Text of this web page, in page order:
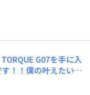
G07を手に入
！！僕の叶えたい夢
援ありがとうござい
サイクリングとか、